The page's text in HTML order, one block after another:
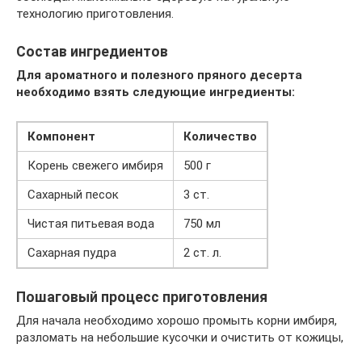
технологию приготовления.
Состав ингредиентов
Для ароматного и полезного пряного десерта
необходимо взять следующие ингредиенты:
Компонент
Количество
Корень свежего имбиря
500 г
Сахарный песок
3 ст.
Чистая питьевая вода
750 мл
Сахарная пудра
2 ст. л.
Пошаговый процесс приготовления
Для начала необходимо хорошо промыть корни имбиря,
разломать на небольшие кусочки и очистить от кожицы,